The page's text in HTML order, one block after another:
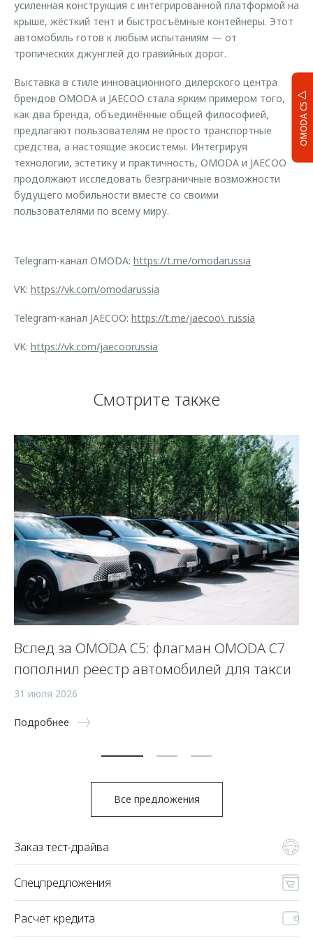
OMODA C5
усиленная конструкция с интегрированной платформой на
крыше, жёсткий тент и быстросъёмные контейнеры. Этот
автомобиль готов к любым испытаниям — от
тропических джунглей до гравийных дорог.
Выставка в стиле инновационного дилерского центра
брендов OMODA и JAECOO стала ярким примером того,
как два бренда, объединённые общей философией,
предлагают пользователям не просто транспортные
средства, а настоящие экосистемы. Интегрируя
технологии, эстетику и практичность, OMODA и JAECOO
продолжают исследовать безграничные возможности
будущего мобильности вместе со своими
пользователями по всему миру.
Telegram-канал OMODA: https://t.me/omodarussia
VK: https://vk.com/omodarussia
Telegram-канал JAECOO: https://t.me/jaecoo\_russia
VK: https://vk.com/jaecoorussia
Смотрите также
Вслед за OMODA C5: флагман OMODA C7
пополнил реестр автомобилей для такси
31 июля 2026
Подробнее
Все предложения
Заказ тест-драйва
Спецпредложения
Расчет кредита